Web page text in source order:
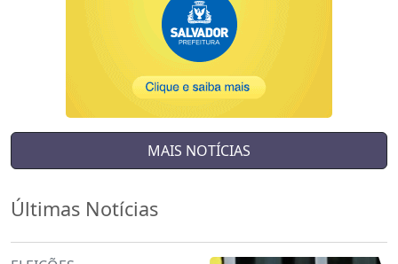
MAIS NOTÍCIAS
Últimas Notícias